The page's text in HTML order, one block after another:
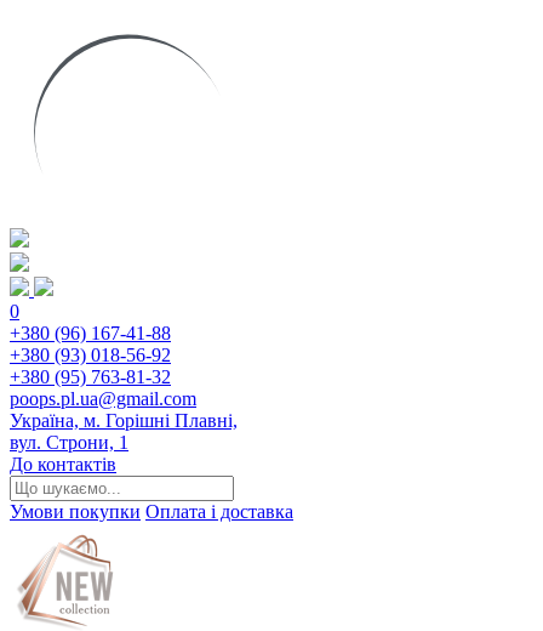
0
+380 (96) 167-41-88
+380 (93) 018-56-92
+380 (95) 763-81-32
poops.pl.ua@gmail.com
Україна, м. Горішні Плавні,
вул. Строни, 1
До контактів
Умови покупки Оплата і доставка